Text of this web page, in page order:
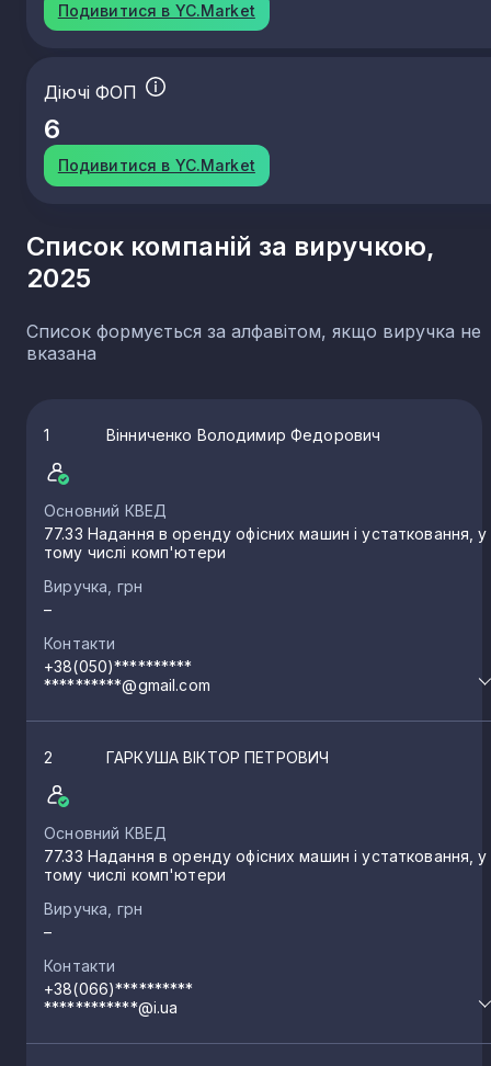
Подивитися в YC.Market
Діючі ФОП
6
Подивитися в YC.Market
Список компаній за виручкою,
2025
Список формується за алфавітом, якщо виручка не
вказана
1 Вінниченко Володимир Федорович
Основний КВЕД
77.33 Надання в оренду офісних машин і устатковання, у
тому числі комп'ютери
Виручка, грн
–
Контакти
+38(050)**********
**********@gmail.com
2 ГАРКУША ВІКТОР ПЕТРОВИЧ
Основний КВЕД
77.33 Надання в оренду офісних машин і устатковання, у
тому числі комп'ютери
Виручка, грн
–
Контакти
+38(066)**********
************@i.ua